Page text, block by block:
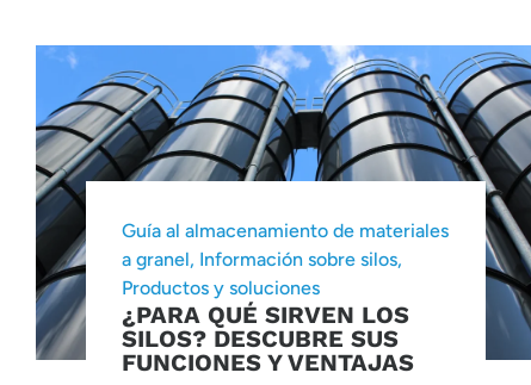
Guía al almacenamiento de materiales
a granel, Información sobre silos,
Productos y soluciones
¿PARA QUÉ SIRVEN LOS
SILOS? DESCUBRE SUS
FUNCIONES Y VENTAJAS